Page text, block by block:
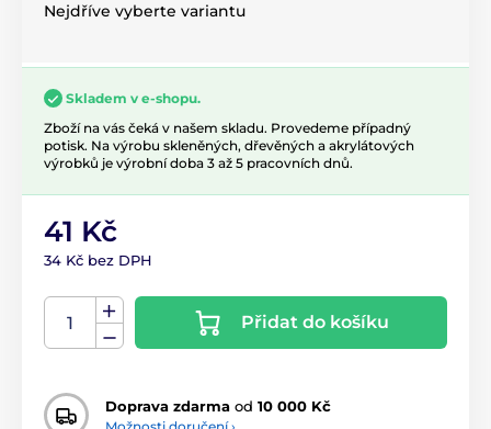
Nejdříve vyberte variantu
Skladem v e-shopu.
Zboží na vás čeká v našem skladu. Provedeme případný
potisk. Na výrobu skleněných, dřevěných a akrylátových
výrobků je výrobní doba 3 až 5 pracovních dnů.
41 Kč
34 Kč bez DPH
Přidat do košíku
Doprava zdarma od 10 000 Kč